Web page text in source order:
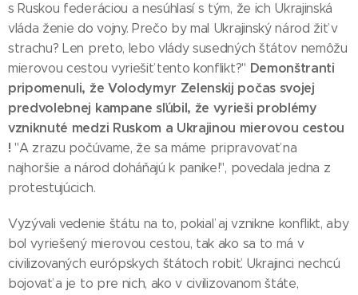
s Ruskou federáciou a nesúhlasí s tým, že ich Ukrajinská
vláda ženie do vojny. Prečo by mal Ukrajinský národ žiť v
strachu? Len preto, lebo vlády susedných štátov nemôžu
mierovou cestou vyriešiť tento konflikt?" Demonštranti
pripomenuli, že Volodymyr Zelenskij počas svojej
predvolebnej kampane sľúbil, že vyrieši problémy
vzniknuté medzi Ruskom a Ukrajinou mierovou cestou
! "A zrazu počúvame, že sa máme pripravovať na
najhoršie a národ doháňajú k panike!", povedala jedna z
protestujúcich.
Vyzývali vedenie štátu na to, pokiaľ aj vznikne konflikt, aby
bol vyriešený mierovou cestou, tak ako sa to má v
civilizovaných európskych štátoch robiť. Ukrajinci nechcú
bojovať a je to pre nich, ako v civilizovanom štáte,